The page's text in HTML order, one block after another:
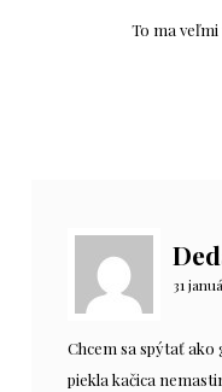
To ma
31
Chcem sa spýtať ako
piekla kačica